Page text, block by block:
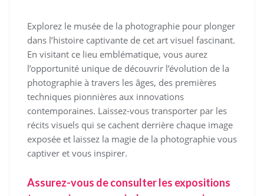
Explorez le musée de la photographie pour plonger
dans l’histoire captivante de cet art visuel fascinant.
En visitant ce lieu emblématique, vous aurez
l’opportunité unique de découvrir l’évolution de la
photographie à travers les âges, des premières
techniques pionnières aux innovations
contemporaines. Laissez-vous transporter par les
récits visuels qui se cachent derrière chaque image
exposée et laissez la magie de la photographie vous
captiver et vous inspirer.
Assurez-vous de consulter les expositions